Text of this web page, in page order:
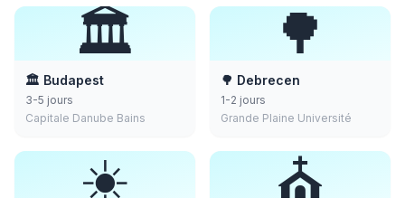
🏛️
🏛️ Budapest
3-5 jours
Capitale Danube Bains
🌳
🌳 Debrecen
1-2 jours
Grande Plaine Université
☀️ ⛪